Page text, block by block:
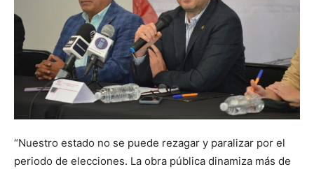
“Nuestro estado no se puede rezagar y paralizar por el
periodo de elecciones. La obra pública dinamiza más de